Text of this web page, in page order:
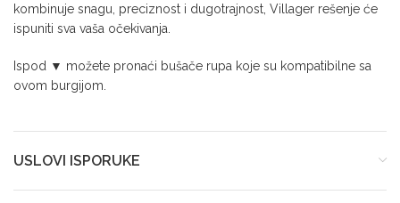
kombinuje snagu, preciznost i dugotrajnost, Villager rešenje će
ispuniti sva vaša očekivanja.
Ispod ▼ možete pronaći bušače rupa koje su kompatibilne sa
ovom burgijom.
USLOVI ISPORUKE